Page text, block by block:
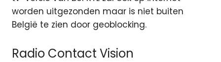
worden uitgezonden maar is niet buiten
België te zien door geoblocking.
Radio Contact Vision